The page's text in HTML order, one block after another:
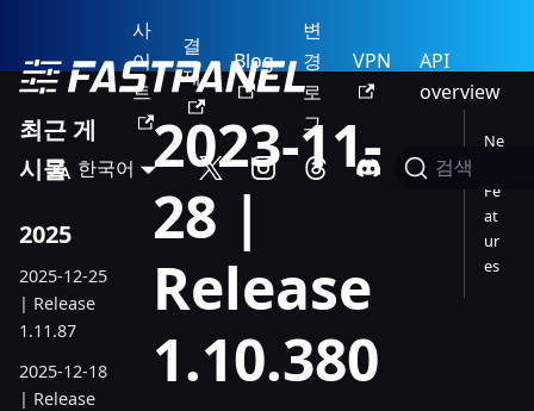
사
이
트
결
제
Blog
변
경
로
그
VPN
API
overview
한국어 검색
최근 게
시물
2025
2025-12-25
| Release
1.11.87
2025-12-18
| Release
2023-11-
28 |
Release
1.10.380
Ne
Fe
at
ur
es